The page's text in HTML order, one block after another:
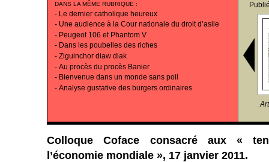
DANS LA MÊME RUBRIQUE :
- Le dernier catholique heureux
- Une audience à la Cour nationale du droit d’asile
- Peugeot 106 et Phantom V
- Dans les poubelles des riches
- Ziguinchor diaw diak
- Au procès du procès Banier
- Bienvenue dans un monde sans poil
- Analyse gustative des burgers ordinaires
Colloque Coface consacré aux «
l’économie mondiale », 17 janvier 2011.